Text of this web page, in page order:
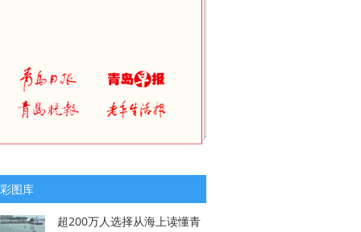
图库
超200万人选择从海上读懂青